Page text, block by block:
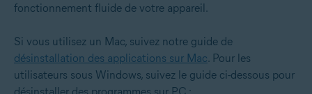
fonctionnement fluide de votre appareil.
Si vous utilisez un Mac, suivez notre guide de
désinstallation des applications sur Mac. Pour les
utilisateurs sous Windows, suivez le guide ci-dessous pour